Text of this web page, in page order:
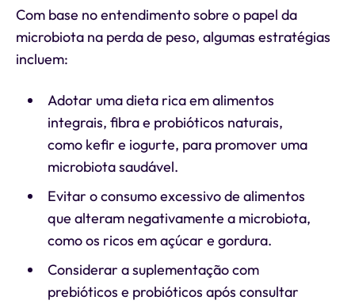
Com base no entendimento sobre o papel da
microbiota na perda de peso, algumas estratégias
incluem:
Adotar uma dieta rica em alimentos
integrais, fibra e probióticos naturais,
como kefir e iogurte, para promover uma
microbiota saudável.
Evitar o consumo excessivo de alimentos
que alteram negativamente a microbiota,
como os ricos em açúcar e gordura.
Considerar a suplementação com
prebióticos e probióticos após consultar